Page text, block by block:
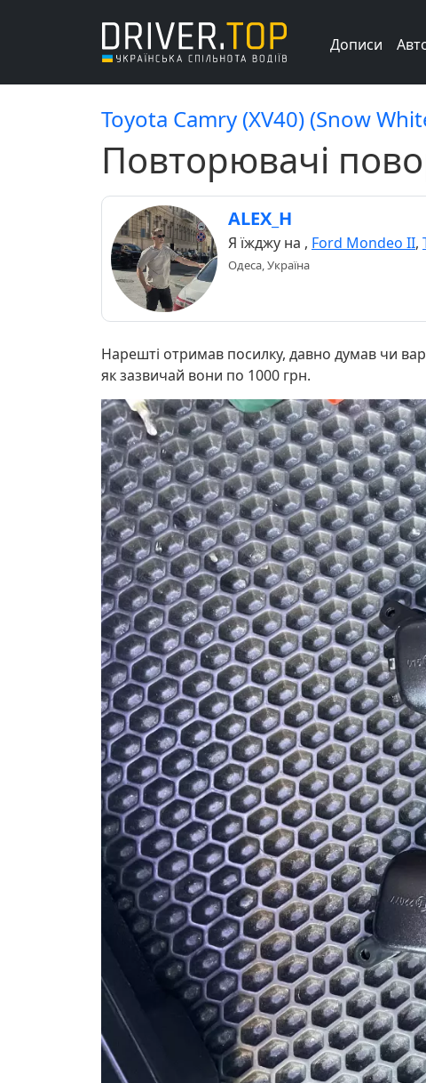
Дописи
Toyota Camry (XV40) (Snow
Повторювачі
ALEX_H
Я їжджу на , Ford Mondeo II,
Одеса, Україна
Нарешті отримав посилку, давно думав чи
як зазвичай вони по 1000 грн.